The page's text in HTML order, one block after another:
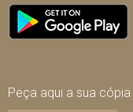
Peça aqui a sua